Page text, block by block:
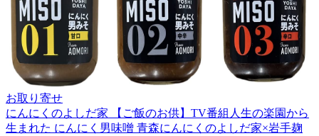
お取り寄せ
にんにくのよしだ家 【ご飯のお供】TV番組人生の楽園から
生まれた にんにく男味噌 青森にんにくのよしだ家×岩手麹